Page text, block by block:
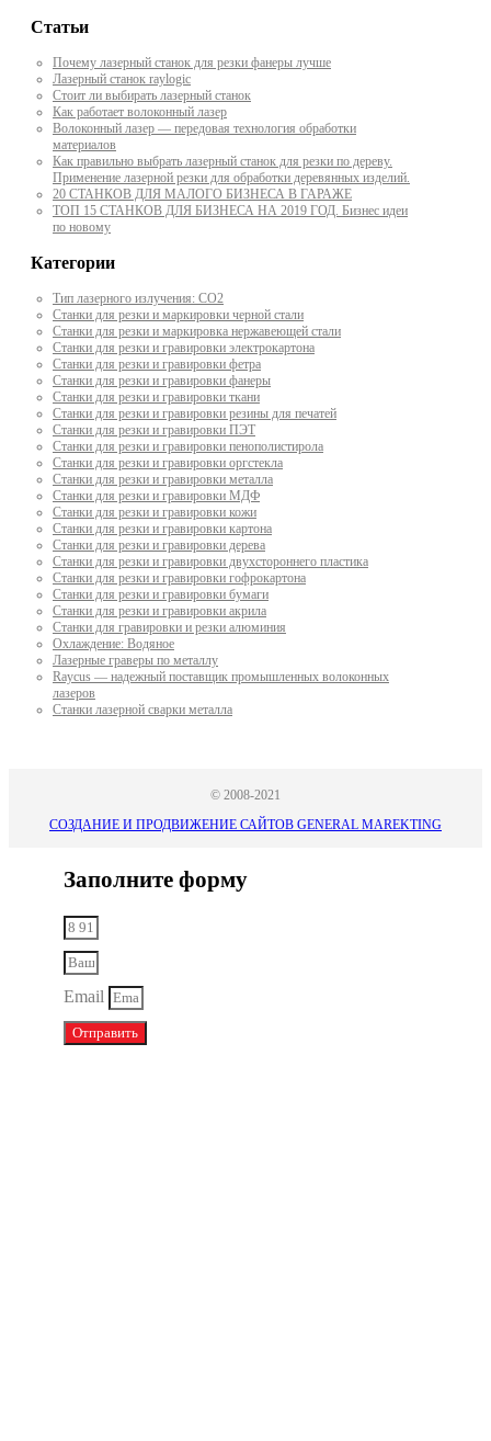
Статьи
Почему лазерный станок для резки фанеры лучше
Лазерный станок raylogic
Стоит ли выбирать лазерный станок
Как работает волоконный лазер
Волоконный лазер — передовая технология обработки
материалов
Как правильно выбрать лазерный станок для резки по дереву.
Применение лазерной резки для обработки деревянных изделий.
20 СТАНКОВ ДЛЯ МАЛОГО БИЗНЕСА В ГАРАЖЕ
ТОП 15 СТАНКОВ ДЛЯ БИЗНЕСА НА 2019 ГОД. Бизнес идеи
по новому
Категории
Тип лазерного излучения: СО2
Станки для резки и маркировки черной стали
Станки для резки и маркировка нержавеющей стали
Станки для резки и гравировки электрокартона
Станки для резки и гравировки фетра
Станки для резки и гравировки фанеры
Станки для резки и гравировки ткани
Станки для резки и гравировки резины для печатей
Станки для резки и гравировки ПЭТ
Станки для резки и гравировки пенополистирола
Станки для резки и гравировки оргстекла
Станки для резки и гравировки металла
Станки для резки и гравировки МДФ
Станки для резки и гравировки кожи
Станки для резки и гравировки картона
Станки для резки и гравировки дерева
Станки для резки и гравировки двухстороннего пластика
Станки для резки и гравировки гофрокартона
Станки для резки и гравировки бумаги
Станки для резки и гравировки акрила
Станки для гравировки и резки алюминия
Охлаждение: Водяное
Лазерные граверы по металлу
Raycus — надежный поставщик промышленных волоконных
лазеров
Cтанки лазерной сварки металла
© 2008-2021
СОЗДАНИЕ И ПРОДВИЖЕНИЕ САЙТОВ GENERAL MAREKTING
Заполните форму
Email
Отправить